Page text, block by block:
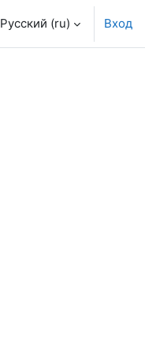
Русский ‎(ru)‎ Вход